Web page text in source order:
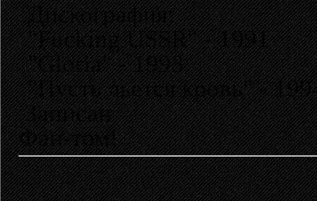
Дискография:
"Fucking USSR" - 1991
"Gloria" - 1993
"Пусть льется кровь" -
Записан
Фан-том!